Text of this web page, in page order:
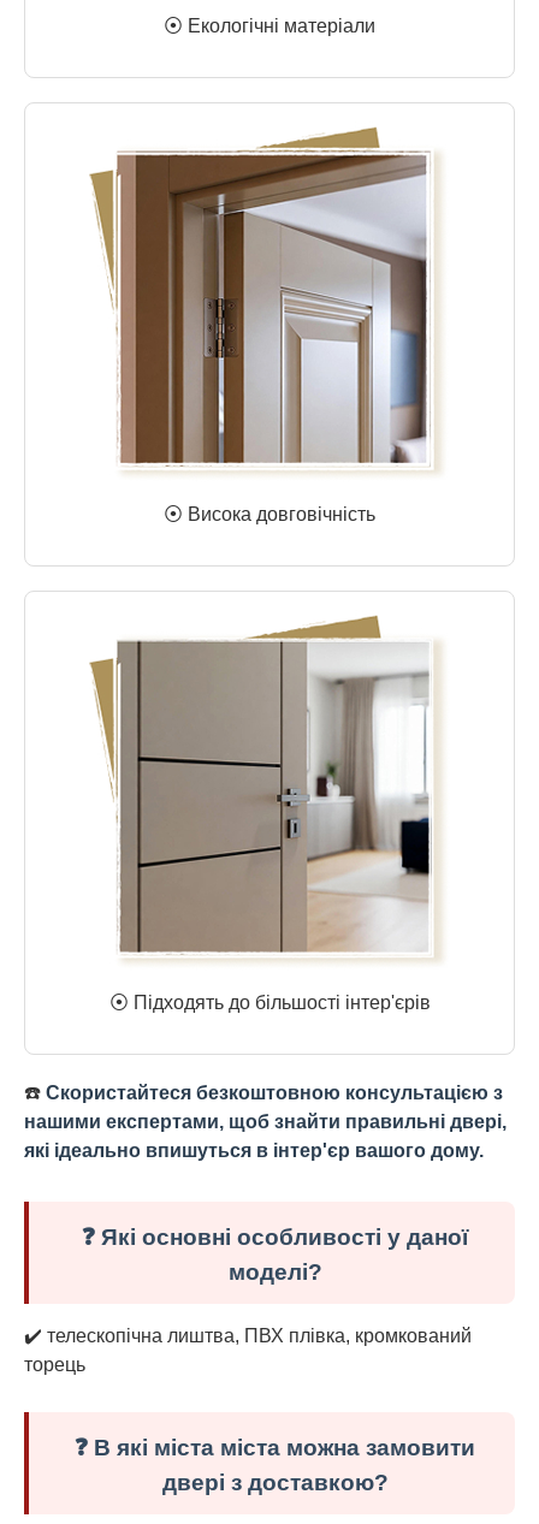
⦿ Екологічні матеріали
⦿ Висока довговічність
⦿ Підходять до більшості інтер'єрів
☎️ Скористайтеся безкоштовною консультацією з
нашими експертами, щоб знайти правильні двері,
які ідеально впишуться в інтер'єр вашого дому.
❓ Які основні особливості у даної
моделі?
✔️ телескопічна лиштва, ПВХ плівка, кромкований
торець
❓ В які міста міста можна замовити
двері з доставкою?